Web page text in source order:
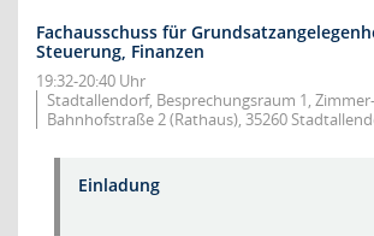
Fachausschuss für
Steuerung, Finanzen
19:32-20:40 Uhr
Stadtallendorf, Besprechungsraum 1,
Bahnhofstraße 2 (Rathaus), 35260
Einladung